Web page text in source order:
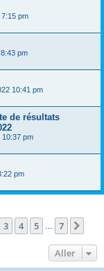
pm
pm
10:41 pm
de résultats
10:37 pm
pm
7
3 4 5 7
Aller